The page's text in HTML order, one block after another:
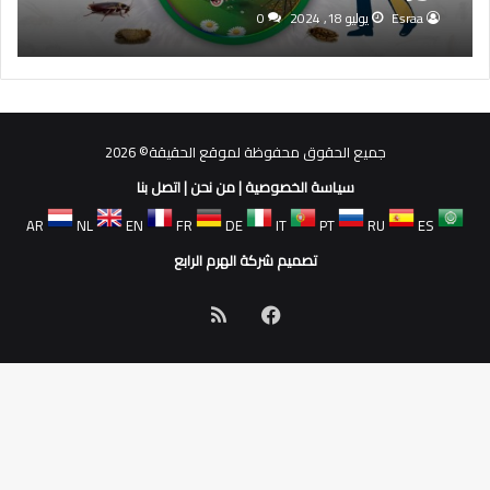
Esraa يوليو 18, 2024 0
جميع الحقوق محفوظة لموقع الحقيقة© 2026
سياسة الخصوصية|من نحن|اتصل بنا
AR
NL EN FR DE IT PT RU
ES
تصميم شركة الهرم الرابع
فيسبوك
الموقع